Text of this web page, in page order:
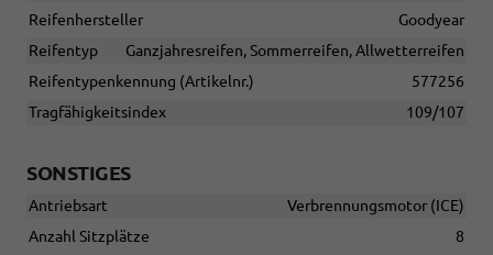
Reifenhersteller
Goodyear
Reifentyp
Ganzjahresreifen, Sommerreifen, Allwetterreifen
Reifentypenkennung (Artikelnr.)
577256
Tragfähigkeitsindex
109/107
SONSTIGES
Antriebsart
Verbrennungsmotor (ICE)
Anzahl Sitzplätze
8